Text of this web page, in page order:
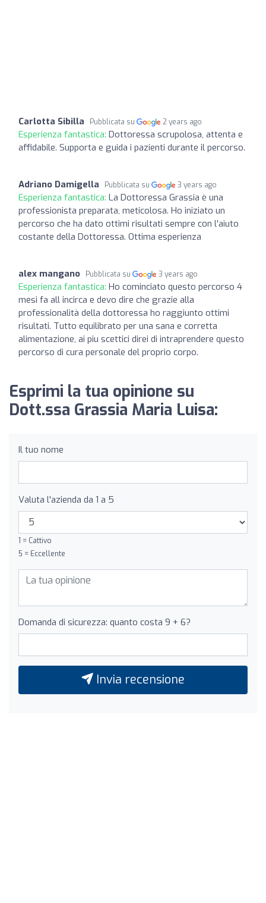
Carlotta Sibilla Pubblicata su 2 years ago
Esperienza fantastica: Dottoressa scrupolosa, attenta e
affidabile. Supporta e guida i pazienti durante il percorso.
Adriano Damigella Pubblicata su 3 years ago
Esperienza fantastica: La Dottoressa Grassia è una
professionista preparata, meticolosa. Ho iniziato un
percorso che ha dato ottimi risultati sempre con l'aiuto
costante della Dottoressa. Ottima esperienza
alex mangano Pubblicata su 3 years ago
Esperienza fantastica: Ho cominciato questo percorso 4
mesi fa all incirca e devo dire che grazie alla
professionalità della dottoressa ho raggiunto ottimi
risultati. Tutto equilibrato per una sana e corretta
alimentazione, ai piu scettici direi di intraprendere questo
percorso di cura personale del proprio corpo.
Esprimi la tua opinione su
Dott.ssa Grassia Maria Luisa:
Il tuo nome
Valuta l'azienda da 1 a 5
1 = Cattivo
5 = Eccellente
Domanda di sicurezza: quanto costa 9 + 6?
Invia recensione